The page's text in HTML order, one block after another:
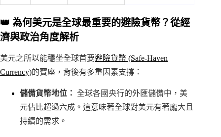
👑 為何美元是全球最重要的避險貨幣？從經
濟與政治角度解析
美元之所以能穩坐全球首要避險貨幣 (Safe-Haven
Currency)的寶座，背後有多重因素支撐：
儲備貨幣地位： 全球各國央行的外匯儲備中，美
元佔比超過六成。這意味著全球對美元有著龐大且
持續的需求。